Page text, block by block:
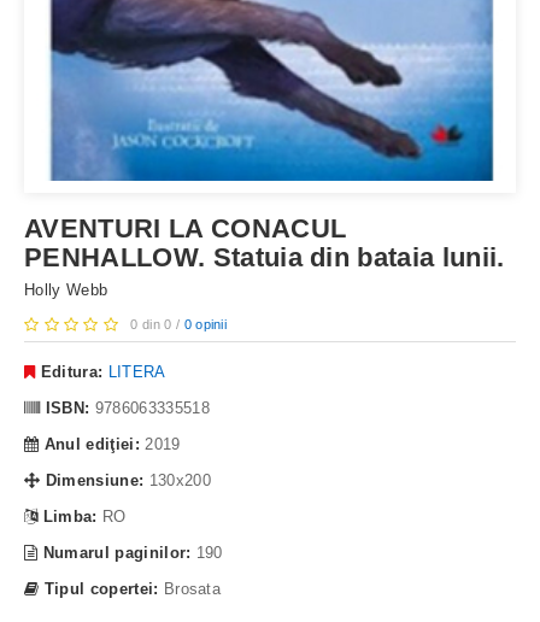
AVENTURI LA CONACUL
PENHALLOW. Statuia din bataia lunii.
Holly Webb
0 din 0 / 0 opinii
Editura: LITERA
ISBN: 9786063335518
Anul ediţiei: 2019
Dimensiune: 130x200
Limba: RO
Numarul paginilor: 190
Tipul copertei: Brosata